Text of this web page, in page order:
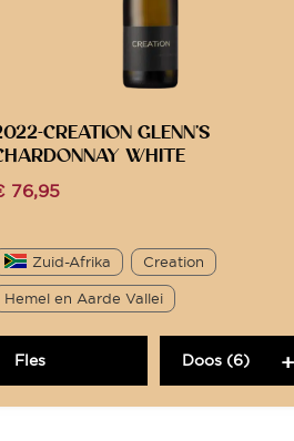
CREATION GLENN’S
WHITE
76,95
Zuid-Afrika Creation
Hemel en Aarde Vallei
Fles Doos (6)